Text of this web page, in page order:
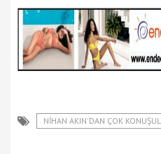
NIHAN AKIN'DAN ÇOK